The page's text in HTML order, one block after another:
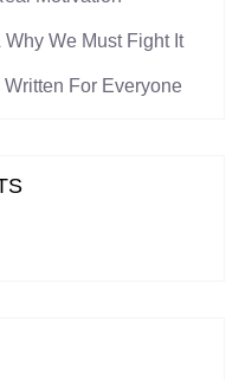
We Must Fight It
For Everyone